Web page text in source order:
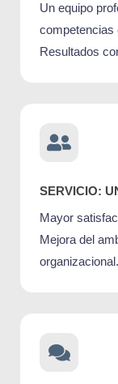
Un equipo
competencias
Resultados
SERVICIO:
Mayor
Mejora del
organizacional.